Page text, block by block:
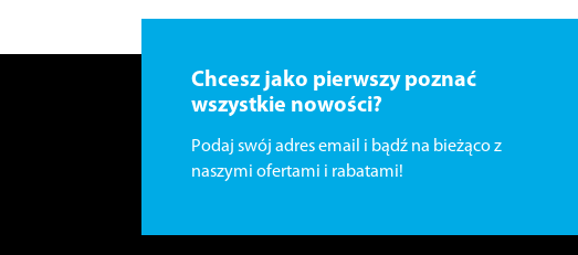
Chcesz jako pierwszy poznać
wszystkie nowości?
Podaj swój adres email i bądź na bieżąco z
naszymi ofertami i rabatami!